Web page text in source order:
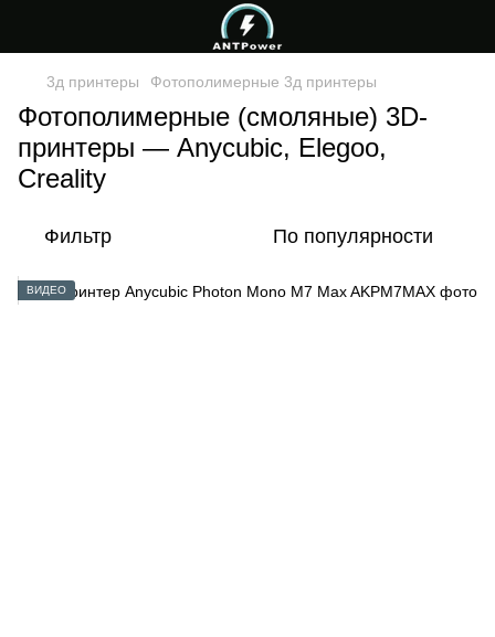
3д принтеры Фотополимерные 3д принтеры
Фотополимерные (смоляные) 3D-
принтеры — Anycubic, Elegoo,
Creality
Фильтр По популярности
ВИДЕО